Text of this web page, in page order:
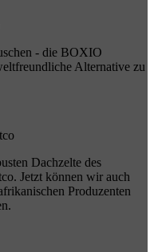
- die BOXIO
Alternative zu
Dachzelte des
Jetzt können wir auch
Produzenten